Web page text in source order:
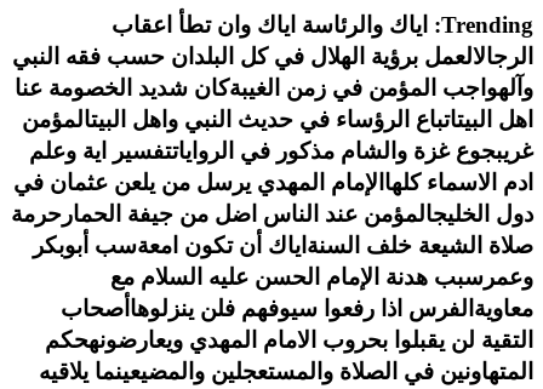
التجاوز
إلى
المحتوى
Trending:
اياك والرئاسة اياك وان تطأ اعقاب
الرجالالعمل برؤية الهلال في كل البلدان حسب فقه النبي
وآلهواجب المؤمن في زمن الغيبةكان شديد الخصومة عنا
اهل البيتاتباع الرؤساء في حديث النبي واهل البيتالمؤمن
غريبجوع غزة والشام مذكور في الرواياتتفسير اية وعلم
ادم الاسماء كلها الإمام المهدي يرسل من يلعن عثمان في
دول الخليجالمؤمن عند الناس اضل من جيفة الحمار حرمة
صلاة الشيعة خلف السنة اياك أن تكون امعةسب أبوبكر
وعمر سبب هدنة الإمام الحسن عليه السلام مع
معاوية الفرس اذا رفعوا سيوفهم فلن ينزلوها أصحاب
التقية لن يقبلوا بحروب الامام المهدي ويعارضونهحكم
المتهاونين في الصلاة والمستعجلين والمضيعينما يلاقيه